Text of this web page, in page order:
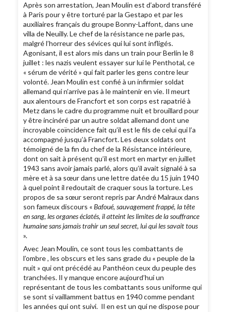
Après son arrestation, Jean Moulin est d’abord transféré
à Paris pour y être torturé par la Gestapo et par les
auxiliaires français du groupe Bonny-Laffont, dans une
villa de Neuilly. Le chef de la résistance ne parle pas,
malgré l’horreur des sévices qui lui sont infligés.
Agonisant, il est alors mis dans un train pour Berlin le 8
juillet : les nazis veulent essayer sur lui le Penthotal, ce
« sérum de vérité » qui fait parler les gens contre leur
volonté. Jean Moulin est confié à un infirmier soldat
allemand qui n’arrive pas à le maintenir en vie. Il meurt
aux alentours de Francfort et son corps est rapatrié à
Metz dans le cadre du programme nuit et brouillard pour
y être incinéré par un autre soldat allemand dont une
incroyable coïncidence fait qu’il est le fils de celui qui l’a
accompagné jusqu’à Francfort. Les deux soldats ont
témoigné de la fin du chef de la Résistance intérieure,
dont on sait à présent qu’il est mort en martyr en juillet
1943 sans avoir jamais parlé, alors qu’il avait signalé à sa
mère et à sa sœur dans une lettre datée du 15 juin 1940
à quel point il redoutait de craquer sous la torture. Les
propos de sa sœur seront repris par André Malraux dans
son fameux discours «Bafoué, sauvagement frappé, la tête
en sang, les organes éclatés, il atteint les limites de la souffrance
humaine sans jamais trahir un seul secret, lui qui les savait tous
».
Avec Jean Moulin, ce sont tous les combattants de
l’ombre , les obscurs et les sans grade du « peuple de la
nuit » qui ont précédé au Panthéon ceux du peuple des
tranchées. Il y manque encore aujourd’hui un
représentant de tous les combattants sous uniforme qui
se sont si vaillamment battus en 1940 comme pendant
les années qui ont suivi. Il en est un qui ne dispose pour